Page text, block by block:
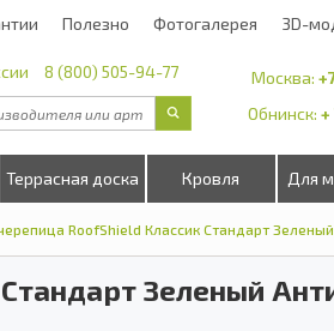
Полезно Фотогалерея 3D-
8 (800) 505-94-77 Москва:
Обнинск:
Террасная доска Кровля Для
RoofShield Классик Стандарт
Зеленый